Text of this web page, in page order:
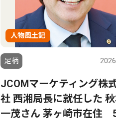
人物風土記
足柄
JCOMマーケティング株
社 西湘局長に就任した
一茂さん 茅ヶ崎市在住